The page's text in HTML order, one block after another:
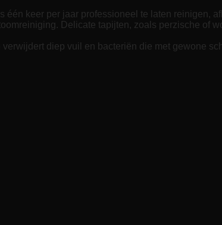
één keer per jaar professioneel te laten reinigen,
Delicate tapijten, zoals perzische of
diep vuil en bacteriën die met gewone